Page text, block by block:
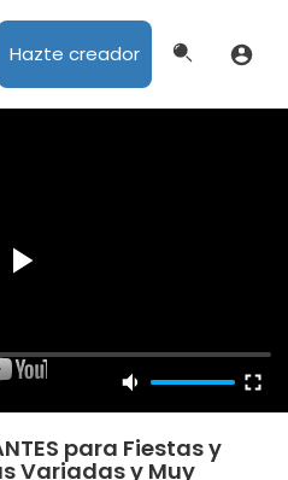
Hazte creador
para Fiestas y
Variadas y Muy